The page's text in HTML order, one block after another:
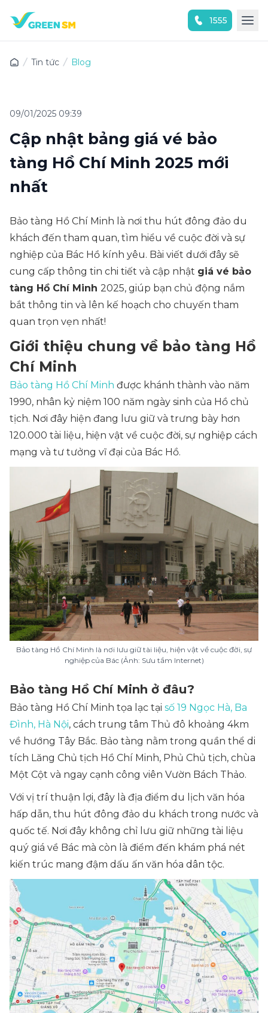
1555
Tin tức Blog
09/01/2025 09:39
Cập nhật bảng giá vé bảo
tàng Hồ Chí Minh 2025 mới
nhất
Bảo tàng Hồ Chí Minh là nơi thu hút đông đảo du
khách đến tham quan, tìm hiểu về cuộc đời và sự
nghiệp của Bác Hồ kính yêu. Bài viết dưới đây sẽ
cung cấp thông tin chi tiết và cập nhật giá vé bảo
tàng Hồ Chí Minh 2025, giúp bạn chủ động nắm
bắt thông tin và lên kế hoạch cho chuyến tham
quan trọn vẹn nhất!
Giới thiệu chung về bảo tàng Hồ
Chí Minh
Bảo tàng Hồ Chí Minh được khánh thành vào năm
1990, nhân kỷ niệm 100 năm ngày sinh của Hồ chủ
tịch. Nơi đây hiện đang lưu giữ và trưng bày hơn
120.000 tài liệu, hiện vật về cuộc đời, sự nghiệp cách
mạng và tư tưởng vĩ đại của Bác Hồ.
Bảo tàng Hồ Chí Minh là nơi lưu giữ tài liệu, hiện vật về cuộc đời, sự
nghiệp của Bác (Ảnh: Sưu tầm Internet)
Bảo tàng Hồ Chí Minh ở đâu?
Bảo tàng Hồ Chí Minh tọa lạc tại số 19 Ngọc Hà, Ba
Đình, Hà Nội, cách trung tâm Thủ đô khoảng 4km
về hướng Tây Bắc. Bảo tàng nằm trong quần thể di
tích Lăng Chủ tịch Hồ Chí Minh, Phủ Chủ tịch, chùa
Một Cột và ngay cạnh công viên Vườn Bách Thảo.
Với vị trí thuận lợi, đây là địa điểm du lịch văn hóa
hấp dẫn, thu hút đông đảo du khách trong nước và
quốc tế. Nơi đây không chỉ lưu giữ những tài liệu
quý giá về Bác mà còn là điểm đến khám phá nét
kiến trúc mang đậm dấu ấn văn hóa dân tộc.